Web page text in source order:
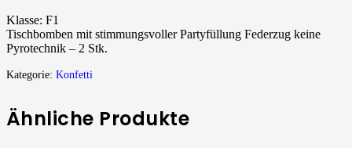
Klasse: F1
Tischbomben mit stimmungsvoller Partyfüllung Federzug keine
Pyrotechnik – 2 Stk.
Kategorie: Konfetti
Ähnliche Produkte